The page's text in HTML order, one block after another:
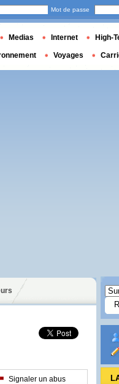
Signaler un abus
Mot de passe
Medias Internet High-
Voyages